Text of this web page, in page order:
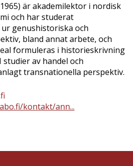
är akademilektor i nordisk
och har studerat
genushistoriska och
bland annat arbete, och
formuleras i historieskrivning
av handel och
transnationella perspektiv.
kontakt/ann...